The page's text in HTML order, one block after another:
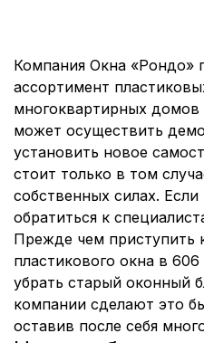
Компания Окна «Рондо»
ассортимент
многоквартирных домов
может осуществить
установить новое
стоит только в том
собственных силах.
обратиться к
Прежде чем приступить
пластикового окна в
убрать старый оконный
компании сделают это
оставив после себя